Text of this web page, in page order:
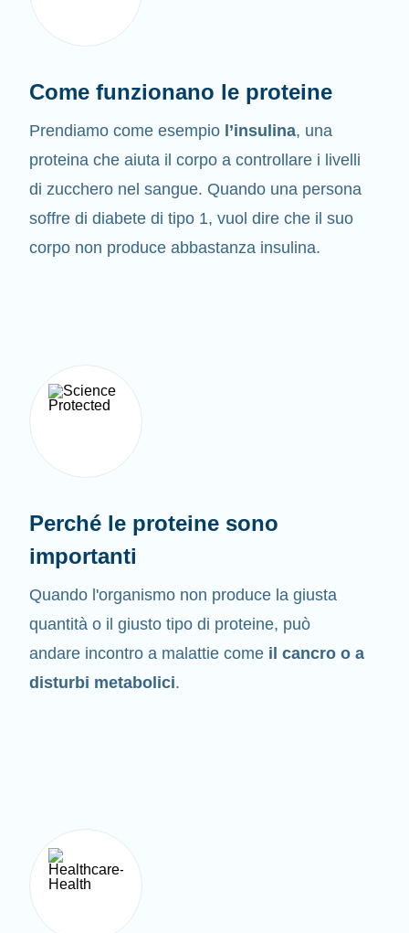
Come funzionano le proteine
Prendiamo come esempio l’insulina, una
proteina che aiuta il corpo a controllare i livelli
di zucchero nel sangue. Quando una persona
soffre di diabete di tipo 1, vuol dire che il suo
corpo non produce abbastanza insulina.
Perché le proteine sono
importanti
Quando l'organismo non produce la giusta
quantità o il giusto tipo di proteine, può
andare incontro a malattie come il cancro o a
disturbi metabolici.